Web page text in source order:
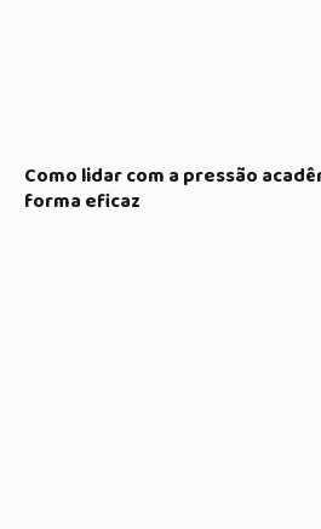
Como lidar com a pressão
forma eficaz